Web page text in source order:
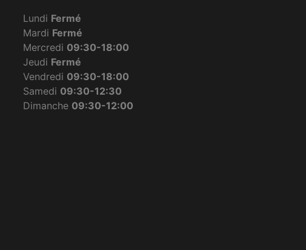
Lundi Fermé
Mardi Fermé
Mercredi 09:30-18:00
Jeudi Fermé
Vendredi 09:30-18:00
Samedi 09:30-12:30
Dimanche 09:30-12:00